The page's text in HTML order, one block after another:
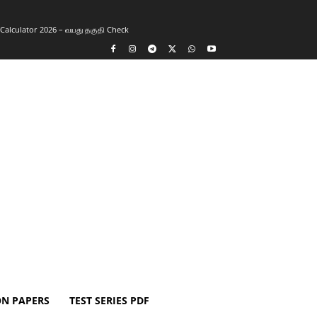
2026 – வயது தகுதி Check
PAPERS TEST SERIES PDF